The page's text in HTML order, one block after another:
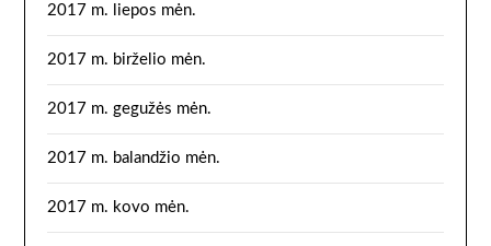
2017 m. liepos mėn.
2017 m. birželio mėn.
2017 m. gegužės mėn.
2017 m. balandžio mėn.
2017 m. kovo mėn.